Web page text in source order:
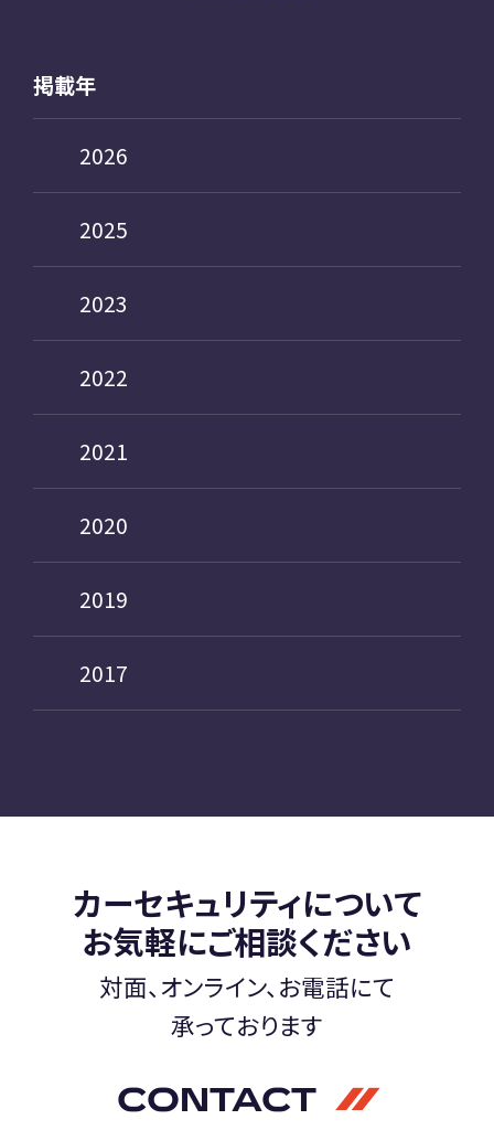
掲載年
2026
2025
2023
2022
2021
2020
2019
2017
カーセキュリティについて
お気軽にご相談ください
対面、オンライン、お電話にて
承っております
CONTACT